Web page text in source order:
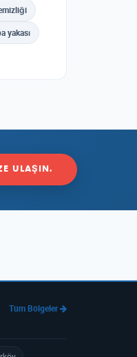
yakası
ULAŞIN.
Tüm Bölgeler